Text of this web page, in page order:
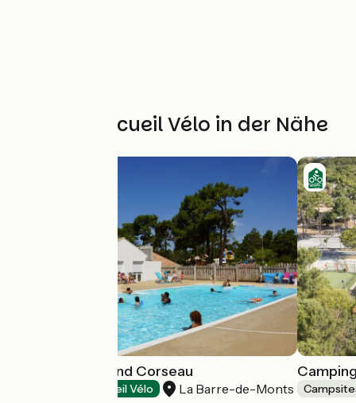
Weitere Accueil Vélo in der Nähe
Camping le Grand Corseau
Accueil Vélo La Barre-de-Monts